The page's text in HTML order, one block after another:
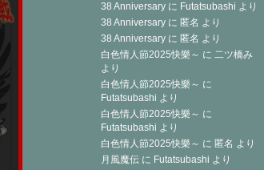
38 Anniversary に Futatsubashi より
38 Anniversary に 匿名 より
38 Anniversary に 匿名 より
白色情人節2025快樂～ に 二ツ橋み
より
白色情人節2025快樂～ に
Futatsubashi より
白色情人節2025快樂～ に
Futatsubashi より
白色情人節2025快樂～ に 匿名 より
月風魔伝 に Futatsubashi より